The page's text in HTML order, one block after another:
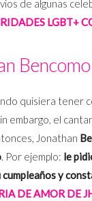
de algunas
LGBT+
Bencomo
quisiera tener
embargo, el
Jonathan
. Por ejemplo: le
y
DE AMOR DE